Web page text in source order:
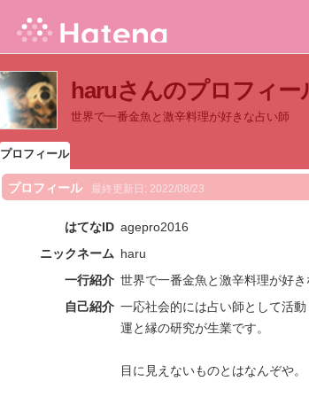
haruさんのプロフィー
世界で一番金魚と激辛料理が好きな占い師
プロフィール
プロフィール 最終更新日: 2022/08/23
はてなID agepro2016
ニックネーム haru
一行紹介 世界で一番金魚と激辛料理が好き
自己紹介 一応社会的には占い師として活動
運と縁の研究が生業です。
目に見えないものとはなんぞや。